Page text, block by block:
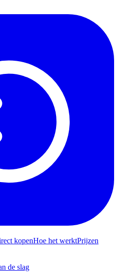
kopenHoe het werktPrijzen
de slag